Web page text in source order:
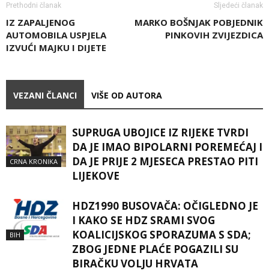
Prethodni članak
IZ ZAPALJENOG
AUTOMOBILA USPJELA
IZVUĆI MAJKU I DIJETE
Sljedeći članak
MARKO BOŠNJAK POBJEDNIK
PINKOVIH ZVIJEZDICA
VEZANI ČLANCI VIŠE OD AUTORA
CRNA KRONIKA
SUPRUGA UBOJICE IZ RIJEKE TVRDI
DA JE IMAO BIPOLARNI POREMEĆAJ I
DA JE PRIJE 2 MJESECA PRESTAO PITI
LIJEKOVE
BIH
HDZ1990 BUSOVAČA: OČIGLEDNO JE
I KAKO SE HDZ SRAMI SVOG
KOALICIJSKOG SPORAZUMA S SDA;
ZBOG JEDNE PLAĆE POGAZILI SU
BIRAČKU VOLJU HRVATA